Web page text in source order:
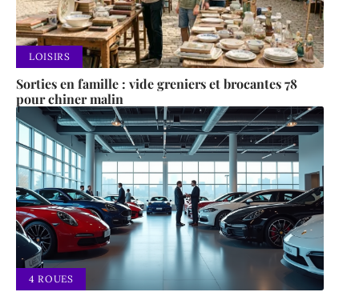
LOISIRS
Sorties en famille : vide greniers et brocantes 78
pour chiner malin
4 ROUES